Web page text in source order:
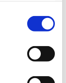
van Los
het